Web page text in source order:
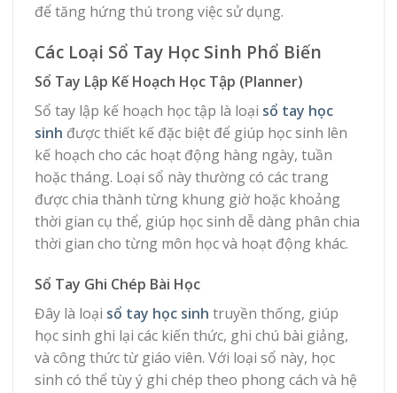
để tăng hứng thú trong việc sử dụng.
Các Loại Sổ Tay Học Sinh Phổ Biến
Sổ Tay Lập Kế Hoạch Học Tập (Planner)
Sổ tay lập kế hoạch học tập là loại sổ tay học
sinh được thiết kế đặc biệt để giúp học sinh lên
kế hoạch cho các hoạt động hàng ngày, tuần
hoặc tháng. Loại sổ này thường có các trang
được chia thành từng khung giờ hoặc khoảng
thời gian cụ thể, giúp học sinh dễ dàng phân chia
thời gian cho từng môn học và hoạt động khác.
Sổ Tay Ghi Chép Bài Học
Đây là loại sổ tay học sinh truyền thống, giúp
học sinh ghi lại các kiến thức, ghi chú bài giảng,
và công thức từ giáo viên. Với loại sổ này, học
sinh có thể tùy ý ghi chép theo phong cách và hệ